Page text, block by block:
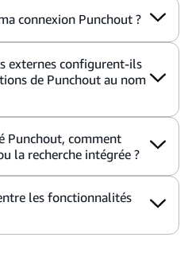
connexion Punchout ?
externes configurent-ils
de Punchout au nom
Punchout, comment
la recherche intégrée ?
les fonctionnalités